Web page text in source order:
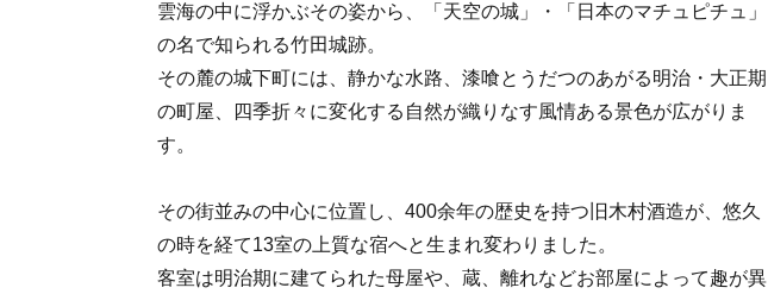
雲海の中に浮かぶその姿から、「天空の城」・「日本のマチュピチュ」
の名で知られる竹田城跡。
その麓の城下町には、静かな水路、漆喰とうだつのあがる明治・大正期
の町屋、四季折々に変化する自然が織りなす風情ある景色が広がりま
す。
その街並みの中心に位置し、400余年の歴史を持つ旧木村酒造が、悠久
の時を経て13室の上質な宿へと生まれ変わりました。
客室は明治期に建てられた母屋や、蔵、離れなどお部屋によって趣が異